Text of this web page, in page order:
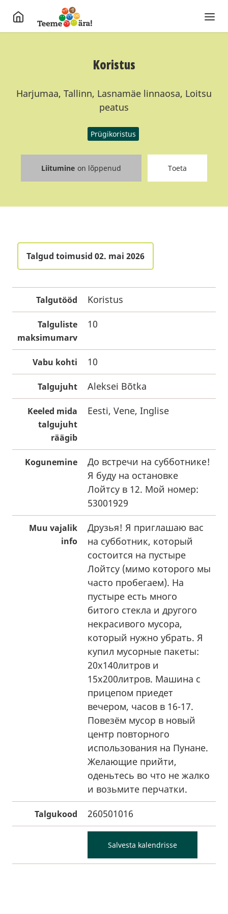
Koristus
Harjumaa, Tallinn, Lasnamäe linnaosa, Loitsu
peatus
Prügikoristus
Liitumine on lõppenud Toeta
Talgud toimusid 02. mai 2026
Talgutööd Koristus
Talguliste
maksimumarv
10
Vabu kohti 10
Talgujuht Aleksei Bõtka
Keeled mida
talgujuht
räägib
Eesti, Vene, Inglise
Kogunemine
До встречи на субботнике!
Я буду на остановке
Лойтсу в 12. Мой номер:
53001929
Muu vajalik
info
Друзья! Я приглашаю вас
на субботник, который
состоится на пустыре
Лойтсу (мимо которого мы
часто пробегаем). На
пустыре есть много
битого стекла и другого
некрасивого мусора,
который нужно убрать. Я
купил мусорные пакеты:
20х140литров и
15х200литров. Машина с
прицепом приедет
вечером, часов в 16-17.
Повезём мусор в новый
центр повторного
использования на Пунане.
Желающие прийти,
оденьтесь во что не жалко
и возьмите перчатки.
Talgukood 260501016
Salvesta kalendrisse